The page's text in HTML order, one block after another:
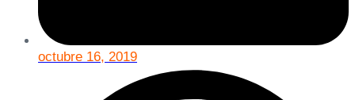
octubre 16, 2019